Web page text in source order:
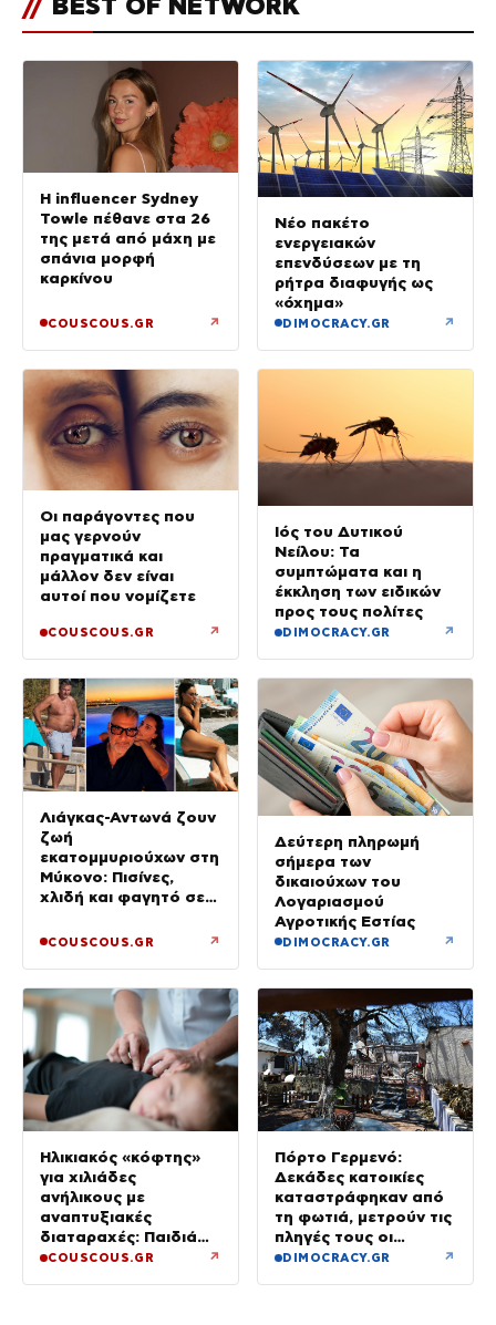
Η influencer Sydney
Towle πέθανε στα 26
της μετά από μάχη με
σπάνια μορφή
καρκίνου
COUSCOUS.GR ↗
Νέο πακέτο
ενεργειακών
επενδύσεων με τη
ρήτρα διαφυγής ως
«όχημα»
DIMOCRACY.GR ↗
Οι παράγοντες που
μας γερνούν
πραγματικά και
μάλλον δεν είναι
αυτοί που νομίζετε
COUSCOUS.GR ↗
Ιός του Δυτικού
Νείλου: Τα
συμπτώματα και η
έκκληση των ειδικών
προς τους πολίτες
DIMOCRACY.GR ↗
Λιάγκας-Αντωνά ζουν
ζωή
εκατομμυριούχων στη
Μύκονο: Πισίνες,
χλιδή και φαγητό σε
COUSCOUS.GR ↗
Δεύτερη πληρωμή
σήμερα των
δικαιούχων του
Λογαριασμού
Αγροτικής Εστίας
DIMOCRACY.GR ↗
Ηλικιακός «κόφτης»
για χιλιάδες
ανήλικους με
αναπτυξιακές
διαταραχές: Παιδιά
ενός κατώτερου θεού
COUSCOUS.GR ↗
Πόρτο Γερμενό:
Δεκάδες κατοικίες
καταστράφηκαν από
τη φωτιά, μετρούν τις
πληγές τους οι
κάτοικοι
DIMOCRACY.GR ↗